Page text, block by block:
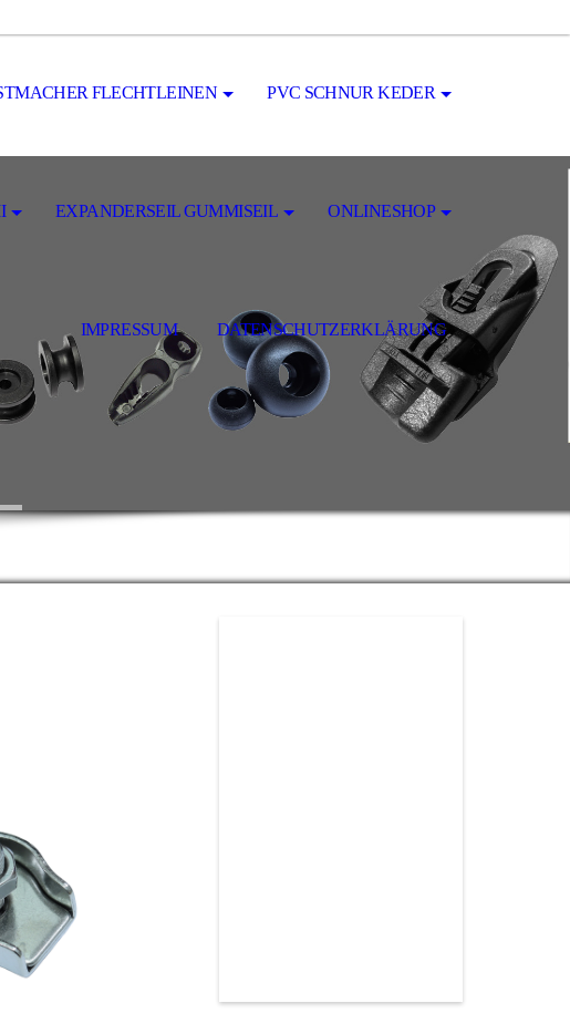
FLECHTLEINEN PVC SCHNUR KEDER
EXPANDERSEIL GUMMISEIL ONLINESHOP
IMPRESSUM DATENSCHUTZERKLÄRUNG